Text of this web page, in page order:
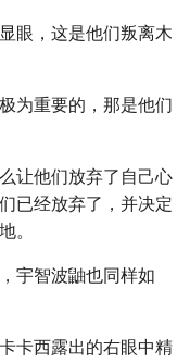
眼，这是他们叛离木
为重要的，那是他们
让他们放弃了自己心
已经放弃了，并决定
。
宇智波鼬也同样如
卡西露出的右眼中精